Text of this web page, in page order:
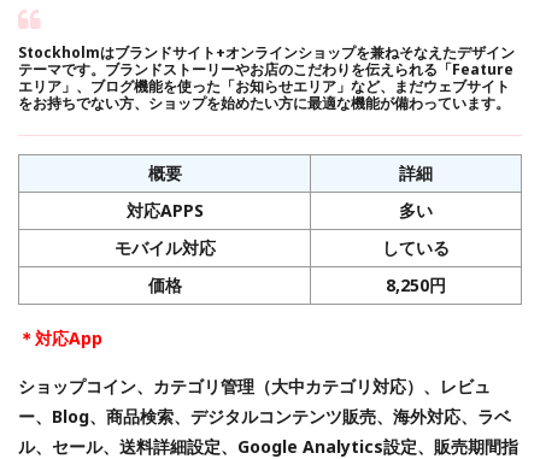
Stockholmはブランドサイト+オンラインショップを兼ねそなえたデザイン
テーマです。ブランドストーリーやお店のこだわりを伝えられる「Feature
エリア」、ブログ機能を使った「お知らせエリア」など、まだウェブサイト
をお持ちでない方、ショップを始めたい方に最適な機能が備わっています。
概要
詳細
対応APPS
多い
モバイル対応
している
価格
8,250円
＊対応App
ショップコイン、カテゴリ管理（大中カテゴリ対応）、レビュ
ー、Blog、商品検索、デジタルコンテンツ販売、海外対応、ラベ
ル、セール、送料詳細設定、Google Analytics設定、販売期間指